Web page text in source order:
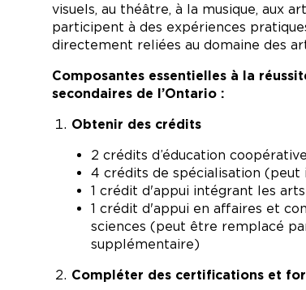
visuels, au théâtre, à la musique, aux
participent à des expériences
directement reliées au domaine des
Composantes essentielles à la
secondaires de l’Ontario :
Obtenir des crédits
2 crédits d’éducation coopérative
4 crédits de spécialisation (peut
1 crédit d'appui intégrant les
1 crédit d'appui en affaires et
sciences (peut être remplacé
supplémentaire)
Compléter des certifications et